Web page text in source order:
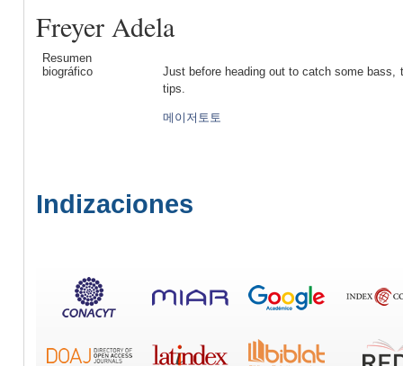
Freyer Adela
Resumen
biográfico
Just before heading out to catch some
tips.
메이저토토
Indizaciones